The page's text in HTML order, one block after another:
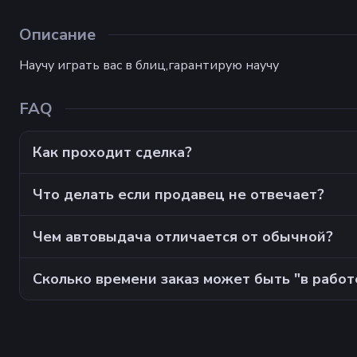
Описание
Научу играть вас в блиц,гарантирую научу
FAQ
Как проходит сделка?
Что делать если продавец не отвечает?
Чем автовыдача отличается от обычной?
Сколько времени заказ может быть "в